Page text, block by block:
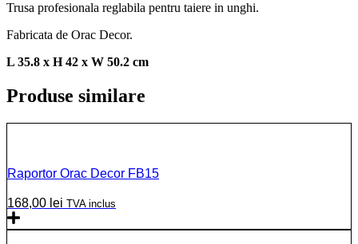
Trusa profesionala reglabila pentru taiere in unghi.
Fabricata de Orac Decor.
L 35.8 x H 42 x W 50.2 cm
Produse similare
Raportor Orac Decor FB15
168,00 lei TVA inclus